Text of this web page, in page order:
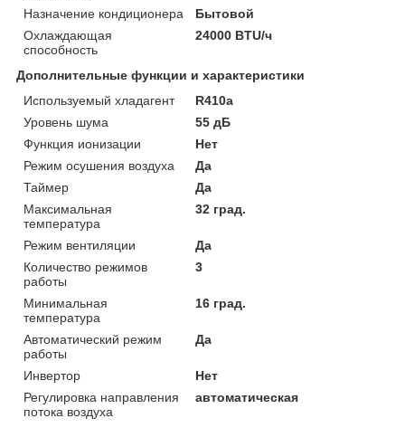
Назначение кондиционера
Бытовой
Охлаждающая
способность
24000 BTU/ч
Дополнительные функции и характеристики
Используемый хладагент
R410a
Уровень шума
55 дБ
Функция ионизации
Нет
Режим осушения воздуха
Да
Таймер
Да
Максимальная
температура
32 град.
Режим вентиляции
Да
Количество режимов
работы
3
Минимальная
температура
16 град.
Автоматический режим
работы
Да
Инвертор
Нет
Регулировка направления
потока воздуха
автоматическая